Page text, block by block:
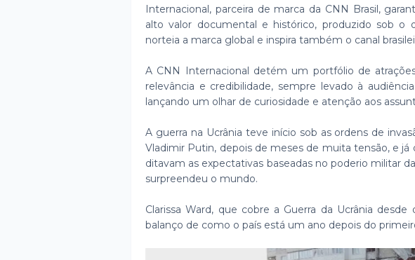
Internacional, parceira de marca da CNN Brasil,
alto valor documental e histórico, produzido sob o
norteia a marca global e inspira também o canal
A CNN Internacional detém um portfólio de
relevância e credibilidade, sempre levado à
lançando um olhar de curiosidade e atenção aos
A guerra na Ucrânia teve início sob as ordens de
Vladimir Putin, depois de meses de muita tensão, e
ditavam as expectativas baseadas no poderio militar
surpreendeu o mundo.
Clarissa Ward, que cobre a Guerra da Ucrânia
balanço de como o país está um ano depois do